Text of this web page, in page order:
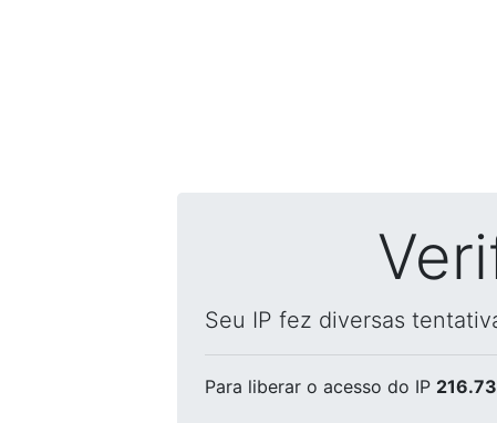
Seu IP fez diversas
Para liberar o acesso do IP